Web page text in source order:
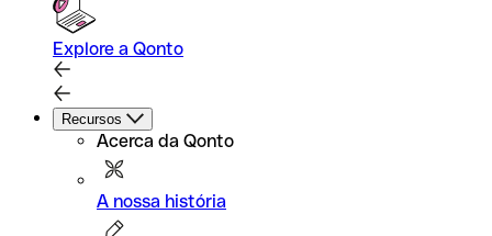
Explore a Qonto
Recursos
Acerca da Qonto
A nossa história